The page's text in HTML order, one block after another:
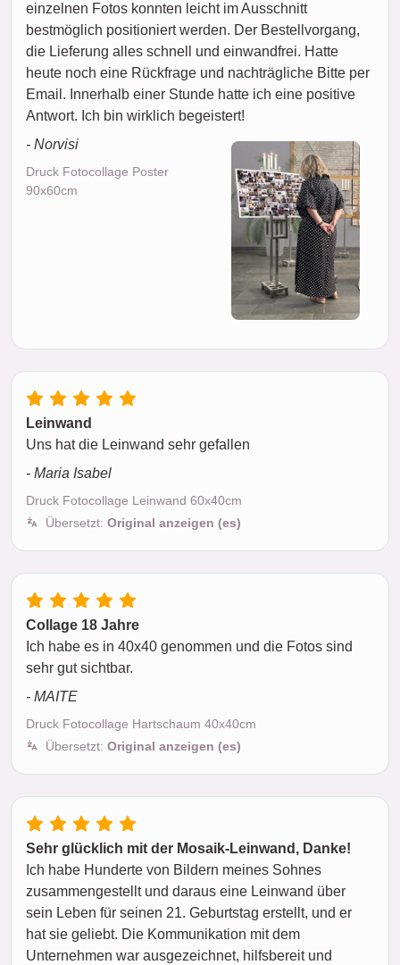
einzelnen Fotos konnten leicht im Ausschnitt
bestmöglich positioniert werden. Der Bestellvorgang,
die Lieferung alles schnell und einwandfrei. Hatte
heute noch eine Rückfrage und nachträgliche Bitte per
Email. Innerhalb einer Stunde hatte ich eine positive
Antwort. Ich bin wirklich begeistert!
- Norvisi
Druck Fotocollage Poster
90x60cm
Leinwand
Uns hat die Leinwand sehr gefallen
- Maria Isabel
Druck Fotocollage Leinwand 60x40cm
Übersetzt: Original anzeigen (es)
Collage 18 Jahre
Ich habe es in 40x40 genommen und die Fotos sind
sehr gut sichtbar.
- MAITE
Druck Fotocollage Hartschaum 40x40cm
Übersetzt: Original anzeigen (es)
Sehr glücklich mit der Mosaik-Leinwand, Danke!
Ich habe Hunderte von Bildern meines Sohnes
zusammengestellt und daraus eine Leinwand über
sein Leben für seinen 21. Geburtstag erstellt, und er
hat sie geliebt. Die Kommunikation mit dem
Unternehmen war ausgezeichnet, hilfsbereit und